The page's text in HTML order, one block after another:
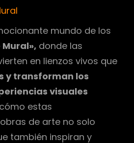
mundo de los
donde las
en lienzos vivos que
y transforman los
visuales
estas
de arte no solo
también inspiran y